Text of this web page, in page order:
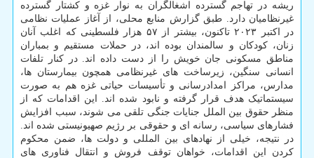
ریشه در تهاجم گسترده اشغالگران به نوار غزه و کشتار گسترده
غیرنظامیان دارد. طبق گزارش منابع محلی، از آغاز عملیات نظامی
در اکتبر ۲۰۲۳ تاکنون، بیشتر از ۵۷ هزار فلسطینی که اغلب آنان
زنان، کودکان و سالمندان بوده اند، در حملات مستقیم و بمباران
مناطق مسکونی جان خویش را از دست داده اند. در کنار تلفات
انسانی سنگین، زیرساخت های غیرنظامی همچون بیمارستان ها،
مدارس، مراکز امدادرسانی و تأسیسات حیاتی غزه هم به صورت
سیستماتیک هدف قرار گرفته و نابود شده اند. این اقدامات که از
منظر حقوق بین الملل جنایات جنگی تلقی می شوند، سبب افزایش
فشارهای سیاسی، رسانه ای و حقوقی بر رژیم صهیونیستی شده اند.
در نتیجه، خیلی از نهادهای بین المللی و دولت ها، ضمن محکوم
کردن این اقدامات، خواهان توقف فروش و انتقال فناوری های